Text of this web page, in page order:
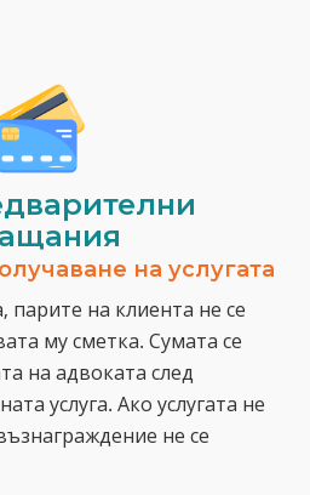
на услугата
парите на клиента не се
му сметка. Сумата се
на адвоката след
услуга. Ако услугата не
не се